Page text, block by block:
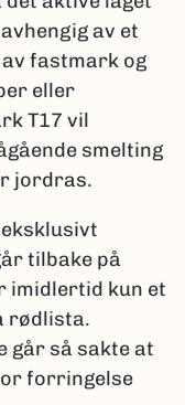
av et
fastmark og
eller
T17 vil
smelting
jordras.
tilbake på
imidlertid kun et
rødlista.
går så sakte at
forringelse